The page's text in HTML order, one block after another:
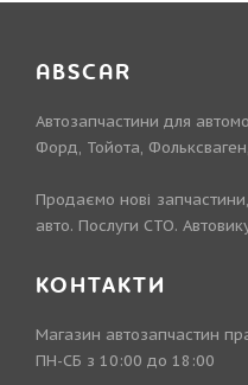
ABSCAR
Автозапчастини для
Форд, Тойота,
Продаємо нові
авто. Послуги СТО.
КОНТАКТИ
Магазин автозапчастин
ПН-СБ з 10:00 до 18:00